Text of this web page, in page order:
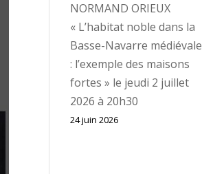
NORMAND ORIEUX
« L’habitat noble dans la
Basse-Navarre médiévale
: l’exemple des maisons
fortes » le jeudi 2 juillet
2026 à 20h30
24 juin 2026